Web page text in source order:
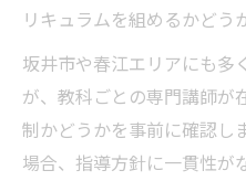
リキュラムを組めるかどう
坂井市や春江エリアにも多
が、教科ごとの専門講師が
制かどうかを事前に確認し
場合、指導方針に一貫性が